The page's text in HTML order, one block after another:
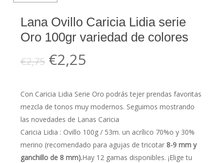
Lana Ovillo Caricia Lidia serie
Oro 100gr variedad de colores
€2,75 El
precio
original
era:
€2,75.
€2,25El
actual
es:
€2,25.
Con Caricia Lidia Serie Oro podrás tejer prendas favoritas
mezcla de tonos muy modernos. Seguimos mostrando
las novedades de Lanas Caricia
Caricia Lidia : Ovillo 100g / 53m. un acrílico 70%o y 30%
merino (recomendado para agujas de tricotar 8-9 mm y
ganchillo de 8 mm).Hay 12 gamas disponibles. ¡Elige tu